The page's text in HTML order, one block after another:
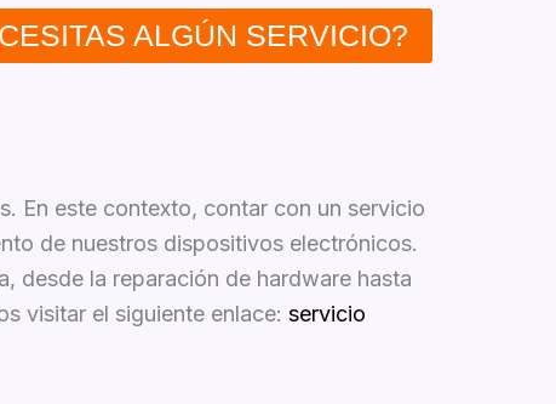
ALGÚN SERVICIO?
En este contexto, contar con un servicio
de nuestros dispositivos electrónicos.
desde la reparación de hardware hasta
visitar el siguiente enlace: servicio